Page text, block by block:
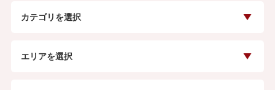
カテゴリを選択
エリアを選択